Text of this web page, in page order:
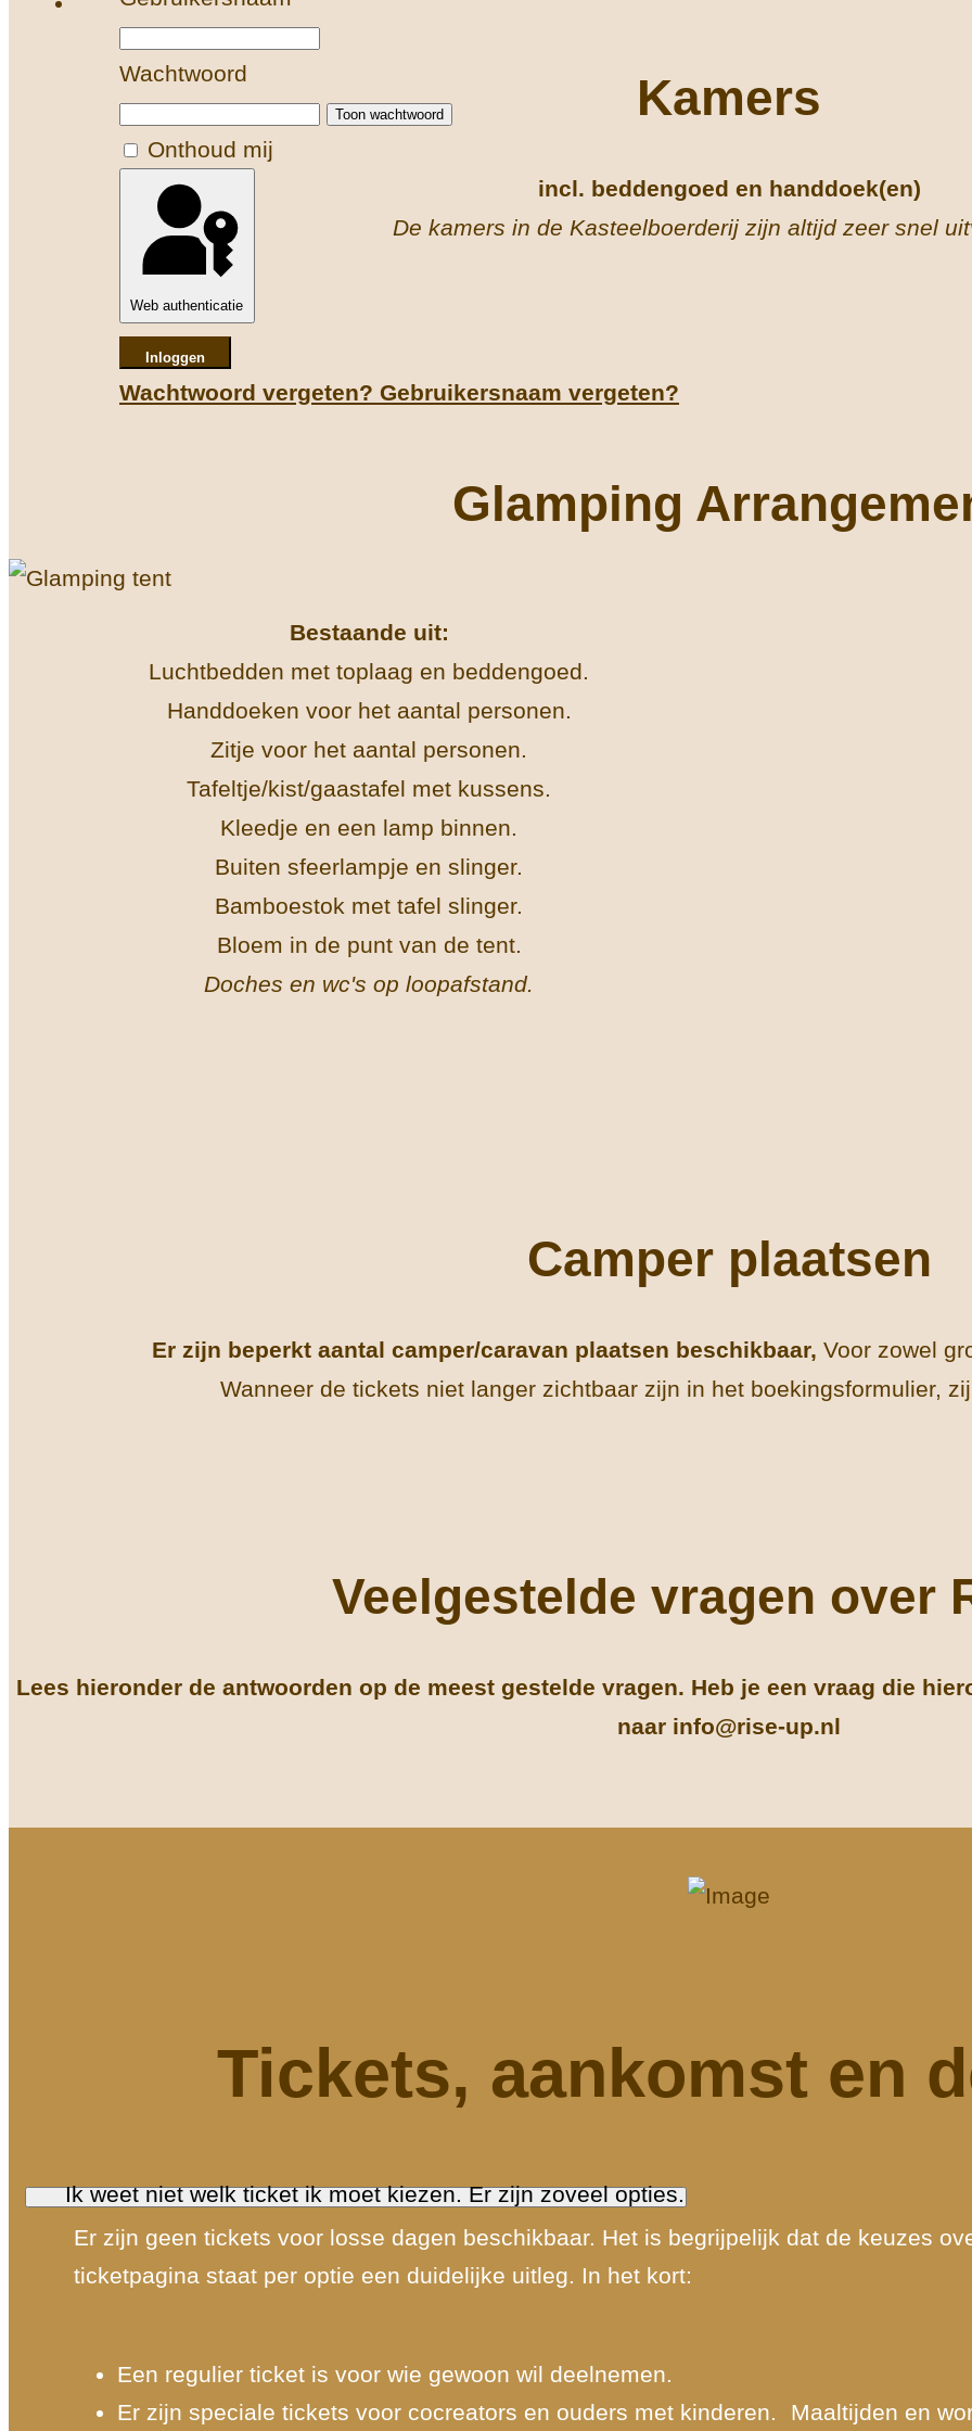
Wachtwoord
Toon wachtwoord
Onthoud mij
Web authenticatie
Inloggen
Wachtwoord vergeten? Gebruikersnaam vergeten?
Kamers
incl. beddengoed en handdoek(en)
De kamers in de Kasteelboerderij zijn altijd zeer snel
Glamping
Bestaande uit:
Luchtbedden met toplaag en beddengoed.
Handdoeken voor het aantal personen.
Zitje voor het aantal personen.
Tafeltje/kist/gaastafel met kussens.
Kleedje en een lamp binnen.
Buiten sfeerlampje en slinger.
Bamboestok met tafel slinger.
Bloem in de punt van de tent.
Doches en wc's op loopafstand.
Camper plaatsen
Er zijn beperkt aantal camper/caravan plaatsen beschikbaar, Voor zowel
Wanneer de tickets niet langer zichtbaar zijn in het boekingsformulier,
Veelgestelde vragen over
Lees hieronder de antwoorden op de meest gestelde vragen. Heb je een vraag die
naar info@rise-up.nl
Tickets, aankomst en
Ik weet niet welk ticket ik moet kiezen. Er zijn zoveel opties.
Er zijn geen tickets voor losse dagen beschikbaar. Het is begrijpelijk dat de keuzes
ticketpagina staat per optie een duidelijke uitleg. In het kort:
Een regulier ticket is voor wie gewoon wil deelnemen.
Er zijn speciale tickets voor cocreators en ouders met kinderen. Maaltijden en